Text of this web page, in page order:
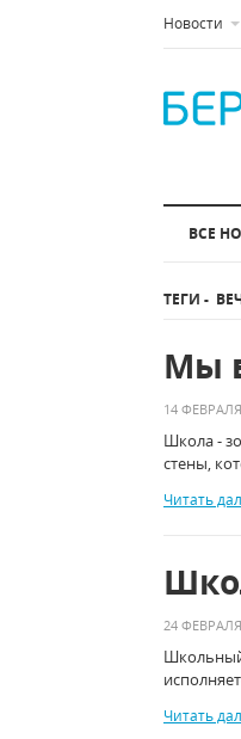
Новости
ВСЕ
ТЕГИ -
Мы
14
Школа -
стены,
Читать
24
Читать